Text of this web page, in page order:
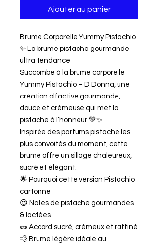
Ajouter au panier
Brume Corporelle Yummy Pistachio
✨ La brume pistache gourmande
ultra tendance
Succombe à la brume corporelle
Yummy Pistachio – D Donna, une
création olfactive gourmande,
douce et crémeuse qui met la
pistache à l’honneur 💚✨
Inspirée des parfums pistache les
plus convoités du moment, cette
brume offre un sillage chaleureux,
sucré et élégant.
🌟 Pourquoi cette version Pistachio
cartonne
😍 Notes de pistache gourmandes
& lactées
🥜 Accord sucré, crémeux et raffiné
💨 Brume légère idéale au